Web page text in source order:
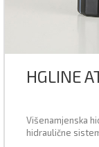
HGLINE
Višenamjenska
hidraulične